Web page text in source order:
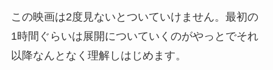
この映画は2度見ないとついていけません。最初の
1時間ぐらいは展開についていくのがやっとでそれ
以降なんとなく理解しはじめます。